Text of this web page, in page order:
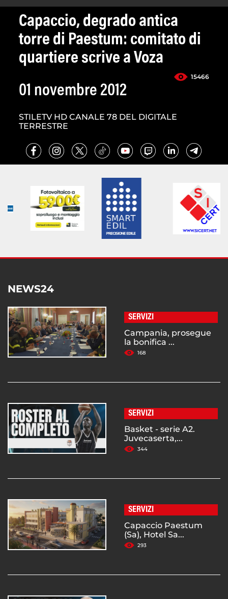
Capaccio, degrado antica
torre di Paestum: comitato di
quartiere scrive a Voza
15466
01 novembre 2012
STILETV HD CANALE 78 DEL DIGITALE
TERRESTRE
NEWS24
SERVIZI
Campania, prosegue
la bonifica ...
168
SERVIZI
Basket - serie A2.
Juvecaserta,...
344
SERVIZI
Capaccio Paestum
(Sa), Hotel Sa...
293